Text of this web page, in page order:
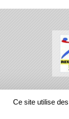
REGIONS
Ce site utilise